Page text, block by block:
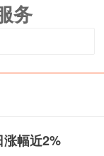
务
幅近2%